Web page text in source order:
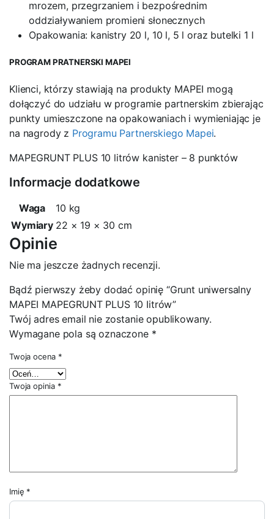
mrozem, przegrzaniem i bezpośrednim
oddziaływaniem promieni słonecznych
Opakowania: kanistry 20 l, 10 l, 5 l oraz butelki 1 l
PROGRAM PRATNERSKI MAPEI
Klienci, którzy stawiają na produkty MAPEI mogą
dołączyć do udziału w programie partnerskim zbierając
punkty umieszczone na opakowaniach i wymieniając je
na nagrody z Programu Partnerskiego Mapei.
MAPEGRUNT PLUS 10 litrów kanister – 8 punktów
Informacje dodatkowe
Waga
10 kg
Wymiary 22 × 19 × 30 cm
Opinie
Nie ma jeszcze żadnych recenzji.
Bądź pierwszy żeby dodać opinię “Grunt uniwersalny
MAPEI MAPEGRUNT PLUS 10 Iitrów”
Twój adres email nie zostanie opublikowany.
Wymagane pola są oznaczone *
Twoja ocena *
Twoja opinia *
Imię *